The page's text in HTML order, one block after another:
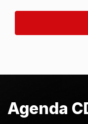
Agenda